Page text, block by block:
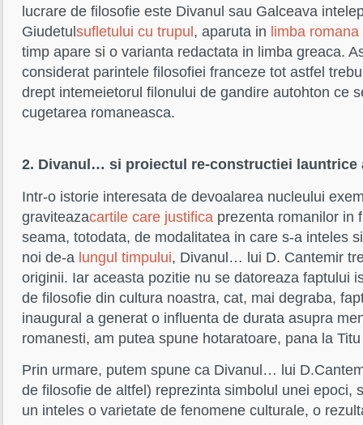
lucrare de filosofie este Divanul sau Galceava
Giudetulsufletului cu trupul, aparuta in limba romana
timp apare si o varianta redactata in limba greaca.
considerat parintele filosofiei franceze tot astfel
drept intemeietorul filonului de gandire autohton ce
cugetarea romaneasca.
2. Divanul… si proiectul re-constructiei launtrice
Intr-o istorie interesata de devoalarea nucleului
graviteazacartile care justifica prezenta romanilor in
seama, totodata, de modalitatea in care s-a inteles
noi de-a lungul timpului, Divanul… lui D. Cantemir
originii. Iar aceasta pozitie nu se datoreaza faptului
de filosofie din cultura noastra, cat, mai degraba,
inaugural a generat o influenta de durata asupra
romanesti, am putea spune hotaratoare, pana la
Prin urmare, putem spune ca Divanul… lui
de filosofie de altfel) reprezinta simbolul unei epoci,
un inteles o varietate de fenomene culturale, o